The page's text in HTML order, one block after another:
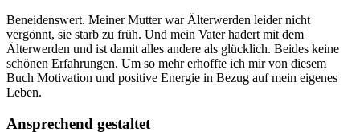
Beneidenswert. Meiner Mutter war Älterwerden leider nicht
vergönnt, sie starb zu früh. Und mein Vater hadert mit dem
Älterwerden und ist damit alles andere als glücklich. Beides keine
schönen Erfahrungen. Um so mehr erhoffte ich mir von diesem
Buch Motivation und positive Energie in Bezug auf mein eigenes
Leben.
Ansprechend gestaltet